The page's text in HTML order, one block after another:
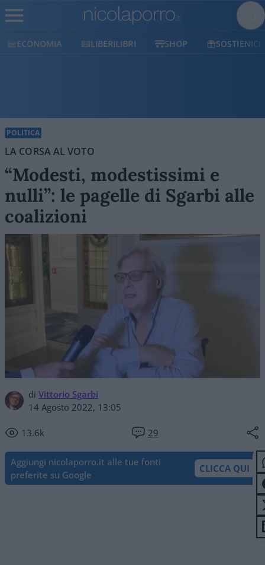
ECONOMIA LIBERILIBRI SHOP SOSTIENICI
POLITICA
LA CORSA AL VOTO
“Modesti, modestissimi e
nulli”: le pagelle di Sgarbi alle
coalizioni
di Vittorio Sgarbi
14 Agosto 2022, 13:05
13.6k 29
Aggiungi nicolaporro.it alle tue fonti
preferite su Google
CLICCA QUI